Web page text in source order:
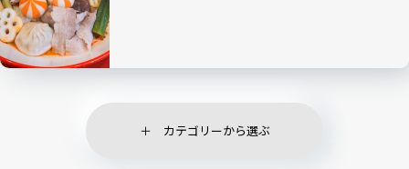
カテゴリーから選ぶ